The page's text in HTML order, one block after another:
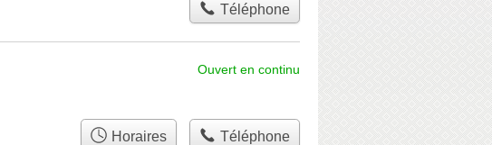
Téléphone
Ouvert en continu
Horaires Téléphone